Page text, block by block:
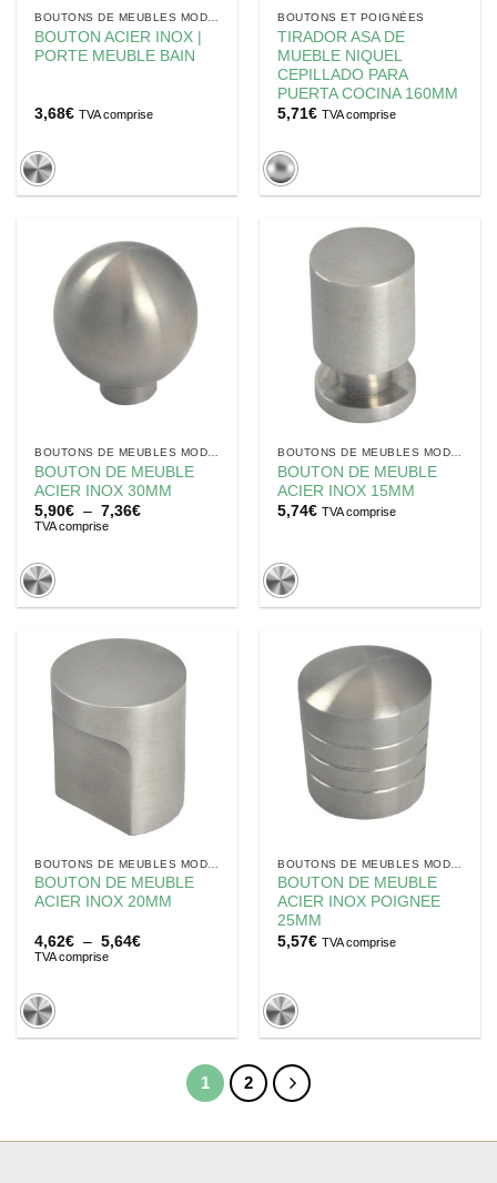
BOUTONS DE MEUBLES MODERNES
BOUTON ACIER INOX |
PORTE MEUBLE BAIN
3,68€ TVA comprise
BOUTONS ET POIGNÉES
TIRADOR ASA DE
MUEBLE NIQUEL
CEPILLADO PARA
PUERTA COCINA 160MM
5,71€ TVA comprise
BOUTON DE MEUBLE
ACIER INOX 30MM
5,90€ – 7,36€Plage
TVA comprise
BOUTON DE MEUBLE
ACIER INOX 15MM
5,74€ TVA comprise
BOUTON DE MEUBLE
ACIER INOX 20MM
4,62€ – 5,64€Plage
TVA comprise
BOUTON DE MEUBLE
ACIER INOX POIGNEE
25MM
5,57€ TVA comprise
1 2